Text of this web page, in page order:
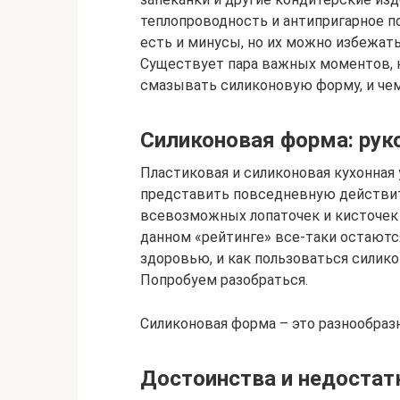
теплопроводность и антипригарное
есть и минусы, но их можно
Существует пара важных моментов,
смазывать силиконовую форму, и
Силиконовая форма:
Пластиковая и силиконовая
представить повседневную
всевозможных лопаточек и
данном «рейтинге» все-таки
здоровью, и как пользоваться
Попробуем разобраться.
Силиконовая форма – это
Достоинства и